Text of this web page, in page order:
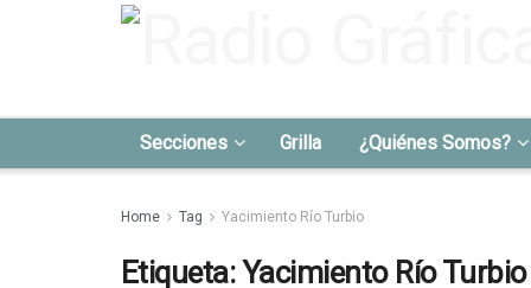
Secciones Grilla ¿Quiénes Somos?
Home Tag Yacimiento Río Turbio
Etiqueta:Yacimiento Río Turbio